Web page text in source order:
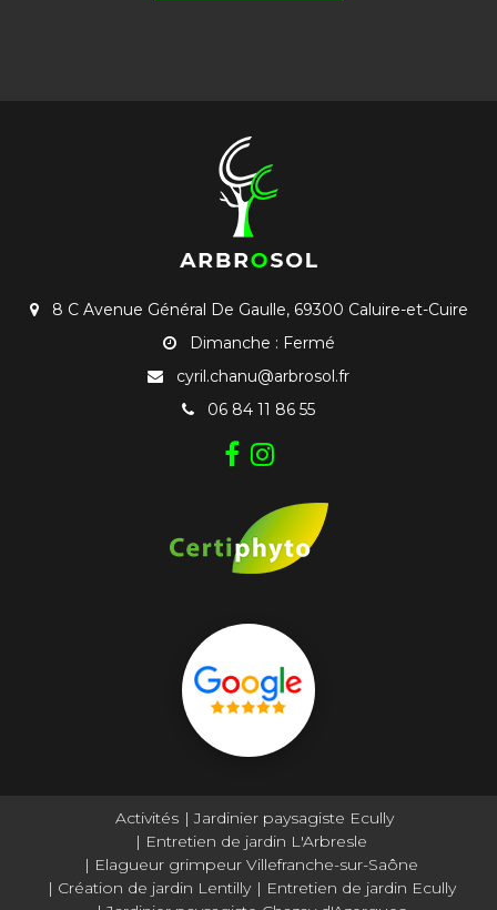
8 C Avenue Général De Gaulle, 69300 Caluire-et-Cuire
Dimanche : Fermé
cyril.chanu@arbrosol.fr
06 84 11 86 55
Activités
Jardinier paysagiste Ecully
Entretien de jardin L'Arbresle
Elagueur grimpeur Villefranche-sur-Saône
Création de jardin Lentilly
Entretien de jardin Ecully